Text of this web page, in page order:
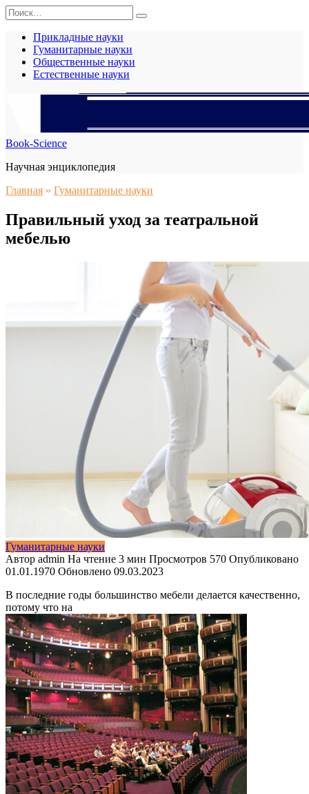
Перейти
к
содержанию
Search
for:
Прикладные науки
Гуманитарные науки
Общественные науки
Естественные науки
Book-Science
Научная энциклопедия
Главная » Гуманитарные науки
Правильный уход за театральной
мебелью
Гуманитарные науки
Автор admin На чтение 3 мин Просмотров 570 Опубликовано
01.01.1970 Обновлено 09.03.2023
В последние годы большинство мебели делается качественно,
потому что на